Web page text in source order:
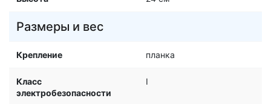
Размеры и вес
Крепление планка
Класс
электробезопасности
I